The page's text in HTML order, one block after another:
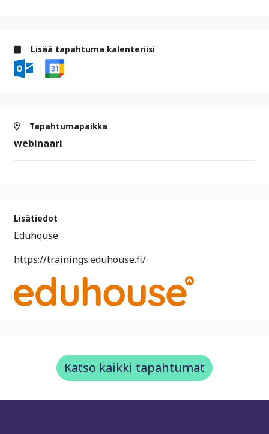
Lisää tapahtuma kalenteriisi
Tapahtumapaikka
webinaari
Lisätiedot
Eduhouse
https://trainings.eduhouse.fi/
Katso kaikki tapahtumat